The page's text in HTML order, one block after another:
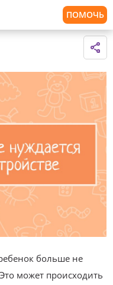
ПОМОЧЬ
больше не
может происходить